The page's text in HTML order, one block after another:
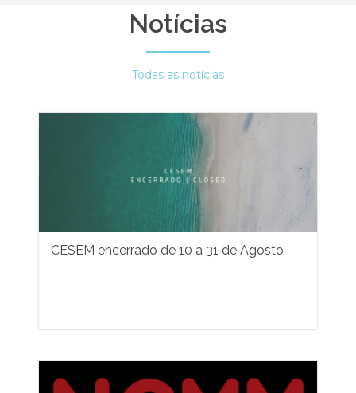
Notícias
Todas as notícias
CESEM encerrado de 10 a 31 de Agosto